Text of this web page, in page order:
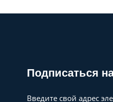
Подписаться
Введите свой адрес